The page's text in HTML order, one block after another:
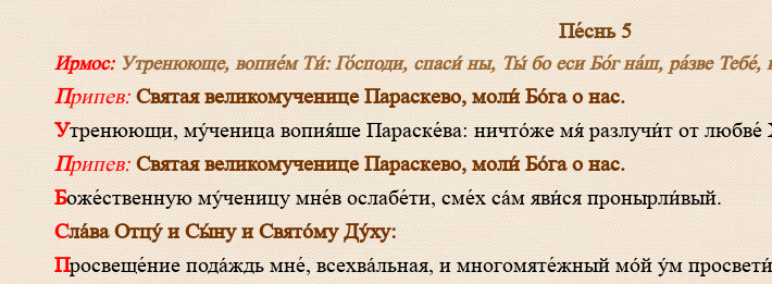
Пе́снь 5
Ирмос:Утренююще, вопие́м Ти́: Го́споди, спаси́ ны, Ты́ бо еси Бо́г на́ш, ра́зве Тебе́,
Припев: Святая великомученице Параскево, моли́ Бо́га о нас.
Утренюющи, му́ченица вопия́ше Параске́ва: ничто́же мя́ разлучи́т от любве́
Припев: Святая великомученице Параскево, моли́ Бо́га о нас.
Боже́ственную му́ченицу мне́в ослабе́ти, сме́х са́м яви́ся пронырли́вый.
Сла́ва Отцу́ и Сы́ну и Свято́му Ду́ху:
Просвеще́ние пода́ждь мне́, всехва́льная, и многомяте́жный мо́й у́м